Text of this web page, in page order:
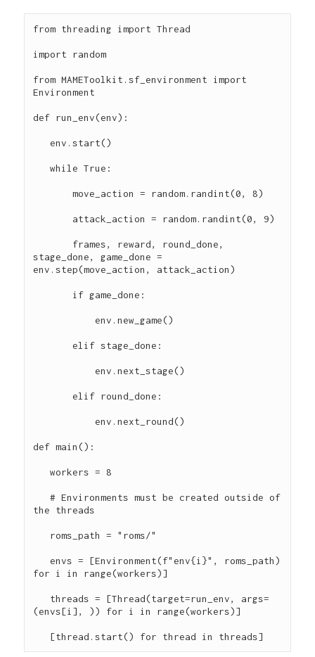
from threading import Thread
import random
from MAMEToolkit.sf_environment import
Environment
def run_env(env):
   env.start()
   while True:
       move_action = random.randint(0, 8)
stage_done, game_done =
env.step(move_action, attack_action)
           env.new_game()
       elif stage_done:
           env.next_stage()
       elif round_done:
           env.next_round()
def main():
   workers = 8
   # Environments must be created outside of
the threads
   envs = [Environment(f"env{i}", roms_path)
for i in range(workers)]
(envs[i], )) for i in range(workers)]